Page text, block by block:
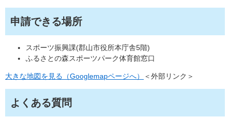
申請できる場所
スポーツ振興課(郡山市役所本庁舎5階)
ふるさとの森スポーツパーク体育館窓口
大きな地図を見る（Googlemapページへ） ＜外部リンク＞
よくある質問